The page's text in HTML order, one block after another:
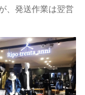
、発送作業は翌営